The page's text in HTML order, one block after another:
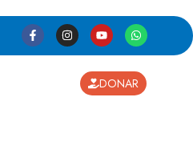
DONAR